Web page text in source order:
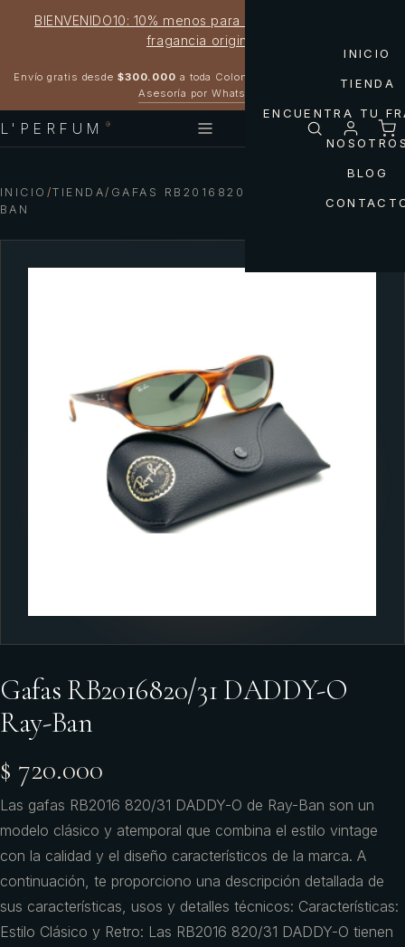
BIENVENIDO10: 10% menos para estrenar tu próxima
fragancia original
Envío gratis desde $300.000 a toda Colombia
Asesoría por WhatsApp
L'PERFUM ®
INICIO
TIENDA
ENCUENTRA TU
BLOG
INICIO /TIENDA/ GAFAS RB2016820/31 DADDY-O RAY-
BAN
Gafas RB2016820/31 DADDY-O
Ray-Ban
$ 720.000
Las gafas RB2016 820/31 DADDY-O de Ray-Ban son un
modelo clásico y atemporal que combina el estilo vintage
con la calidad y el diseño característicos de la marca. A
continuación, te proporciono una descripción detallada de
sus características, usos y detalles técnicos: Características:
Estilo Clásico y Retro: Las RB2016 820/31 DADDY-O tienen